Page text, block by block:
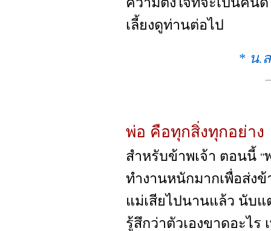
เลี้ยงดูท่านต่อไป
* น.
พ่อ คือทุกสิ่งทุกอย่าง
สำหรับข้าพเจ้า ตอนนี้ "
ทำงานหนักมากเพื่อส่งข้
แม่เสียไปนานแล้ว นับแ
รู้สึกว่าตัวเองขาดอะไร